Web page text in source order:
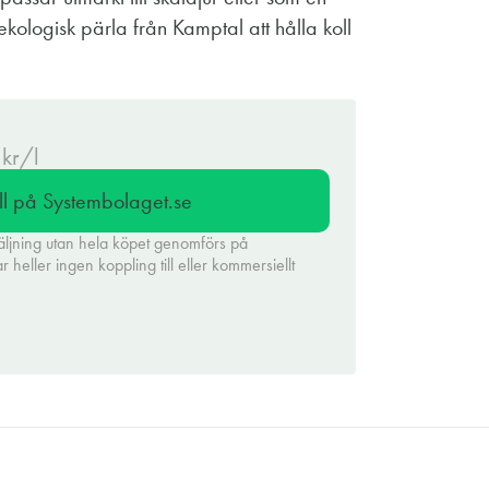
pärla från Kamptal att hålla koll
kr/l
på Systembolaget.se
utan hela köpet genomförs på
heller ingen koppling till eller kommersiellt